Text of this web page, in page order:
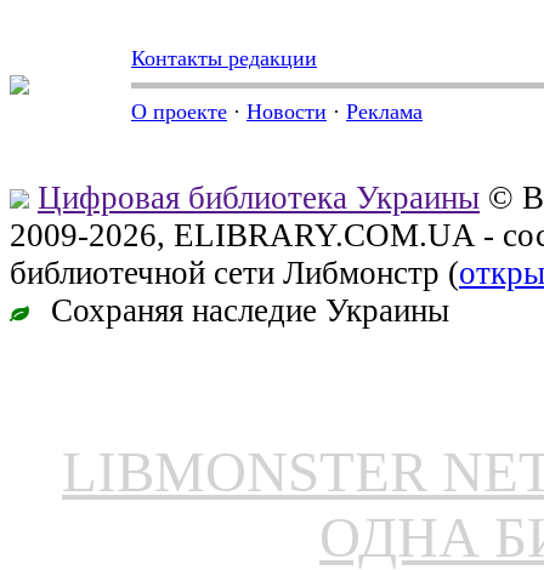
Контакты редакции
О проекте · Новости · Реклама
Цифровая библиотека Украины ©
2009-2026, ELIBRARY.COM.UA -
библиотечной сети Либмонстр (
Сохраняя наследие Украины
LIBMONSTER
ОДНА